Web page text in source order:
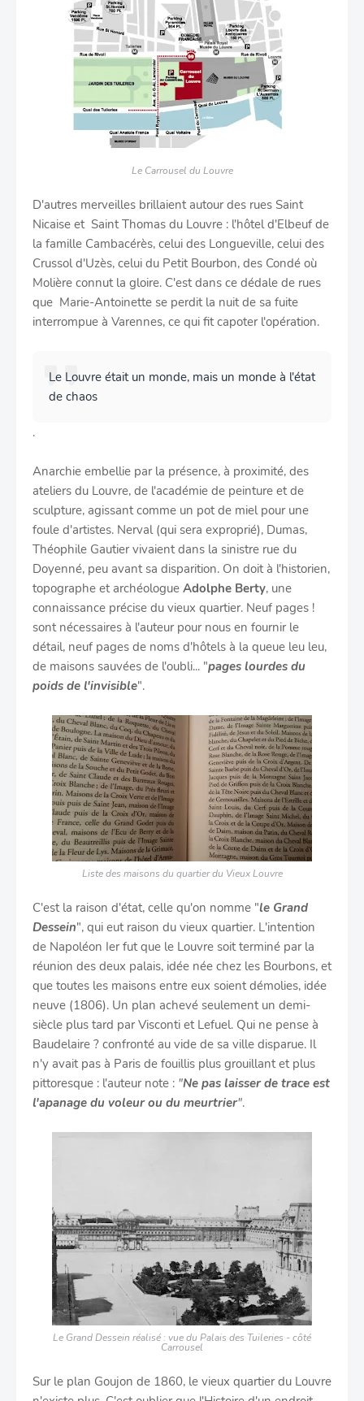
Le Carrousel du Louvre
D'autres merveilles brillaient autour des rues Saint
Nicaise et Saint Thomas du Louvre : l'hôtel d'Elbeuf de
la famille Cambacérès, celui des Longueville, celui des
Crussol d'Uzès, celui du Petit Bourbon, des Condé où
Molière connut la gloire. C'est dans ce dédale de rues
que Marie-Antoinette se perdit la nuit de sa fuite
interrompue à Varennes, ce qui fit capoter l'opération.
Le Louvre était un monde, mais un monde à l'état
de chaos
.
Anarchie embellie par la présence, à proximité, des
ateliers du Louvre, de l'académie de peinture et de
sculpture, agissant comme un pot de miel pour une
foule d'artistes. Nerval (qui sera exproprié), Dumas,
Théophile Gautier vivaient dans la sinistre rue du
Doyenné, peu avant sa disparition. On doit à l'historien,
topographe et archéologue Adolphe Berty, une
connaissance précise du vieux quartier. Neuf pages !
sont nécessaires à l'auteur pour nous en fournir le
détail, neuf pages de noms d'hôtels à la queue leu leu,
de maisons sauvées de l'oubli... "pages lourdes du
poids de l'invisible".
Liste des maisons du quartier du Vieux Louvre
C'est la raison d'état, celle qu'on nomme "le Grand
Dessein", qui eut raison du vieux quartier. L'intention
de Napoléon Ier fut que le Louvre soit terminé par la
réunion des deux palais, idée née chez les Bourbons, et
que toutes les maisons entre eux soient démolies, idée
neuve (1806). Un plan achevé seulement un demi-
siècle plus tard par Visconti et Lefuel. Qui ne pense à
Baudelaire ? confronté au vide de sa ville disparue. Il
n'y avait pas à Paris de fouillis plus grouillant et plus
pittoresque : l'auteur note : "Ne pas laisser de trace est
l'apanage du voleur ou du meurtrier".
Le Grand Dessein réalisé : vue du Palais des Tuileries - côté
Carrousel
Sur le plan Goujon de 1860, le vieux quartier du Louvre